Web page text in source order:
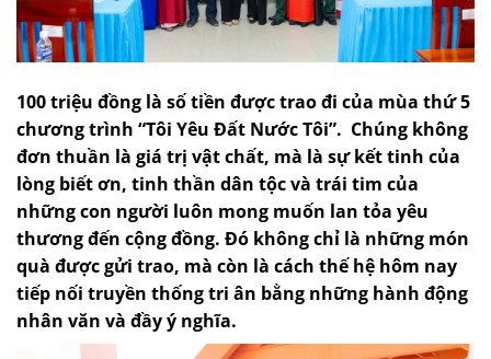
100 triệu đồng là số tiền được trao đi của mùa thứ 5
chương trình “Tôi Yêu Đất Nước Tôi”. Chúng không
đơn thuần là giá trị vật chất, mà là sự kết tinh của
lòng biết ơn, tinh thần dân tộc và trái tim của
những con người luôn mong muốn lan tỏa yêu
thương đến cộng đồng. Đó không chỉ là những món
quà được gửi trao, mà còn là cách thế hệ hôm nay
tiếp nối truyền thống tri ân bằng những hành động
nhân văn và đầy ý nghĩa.